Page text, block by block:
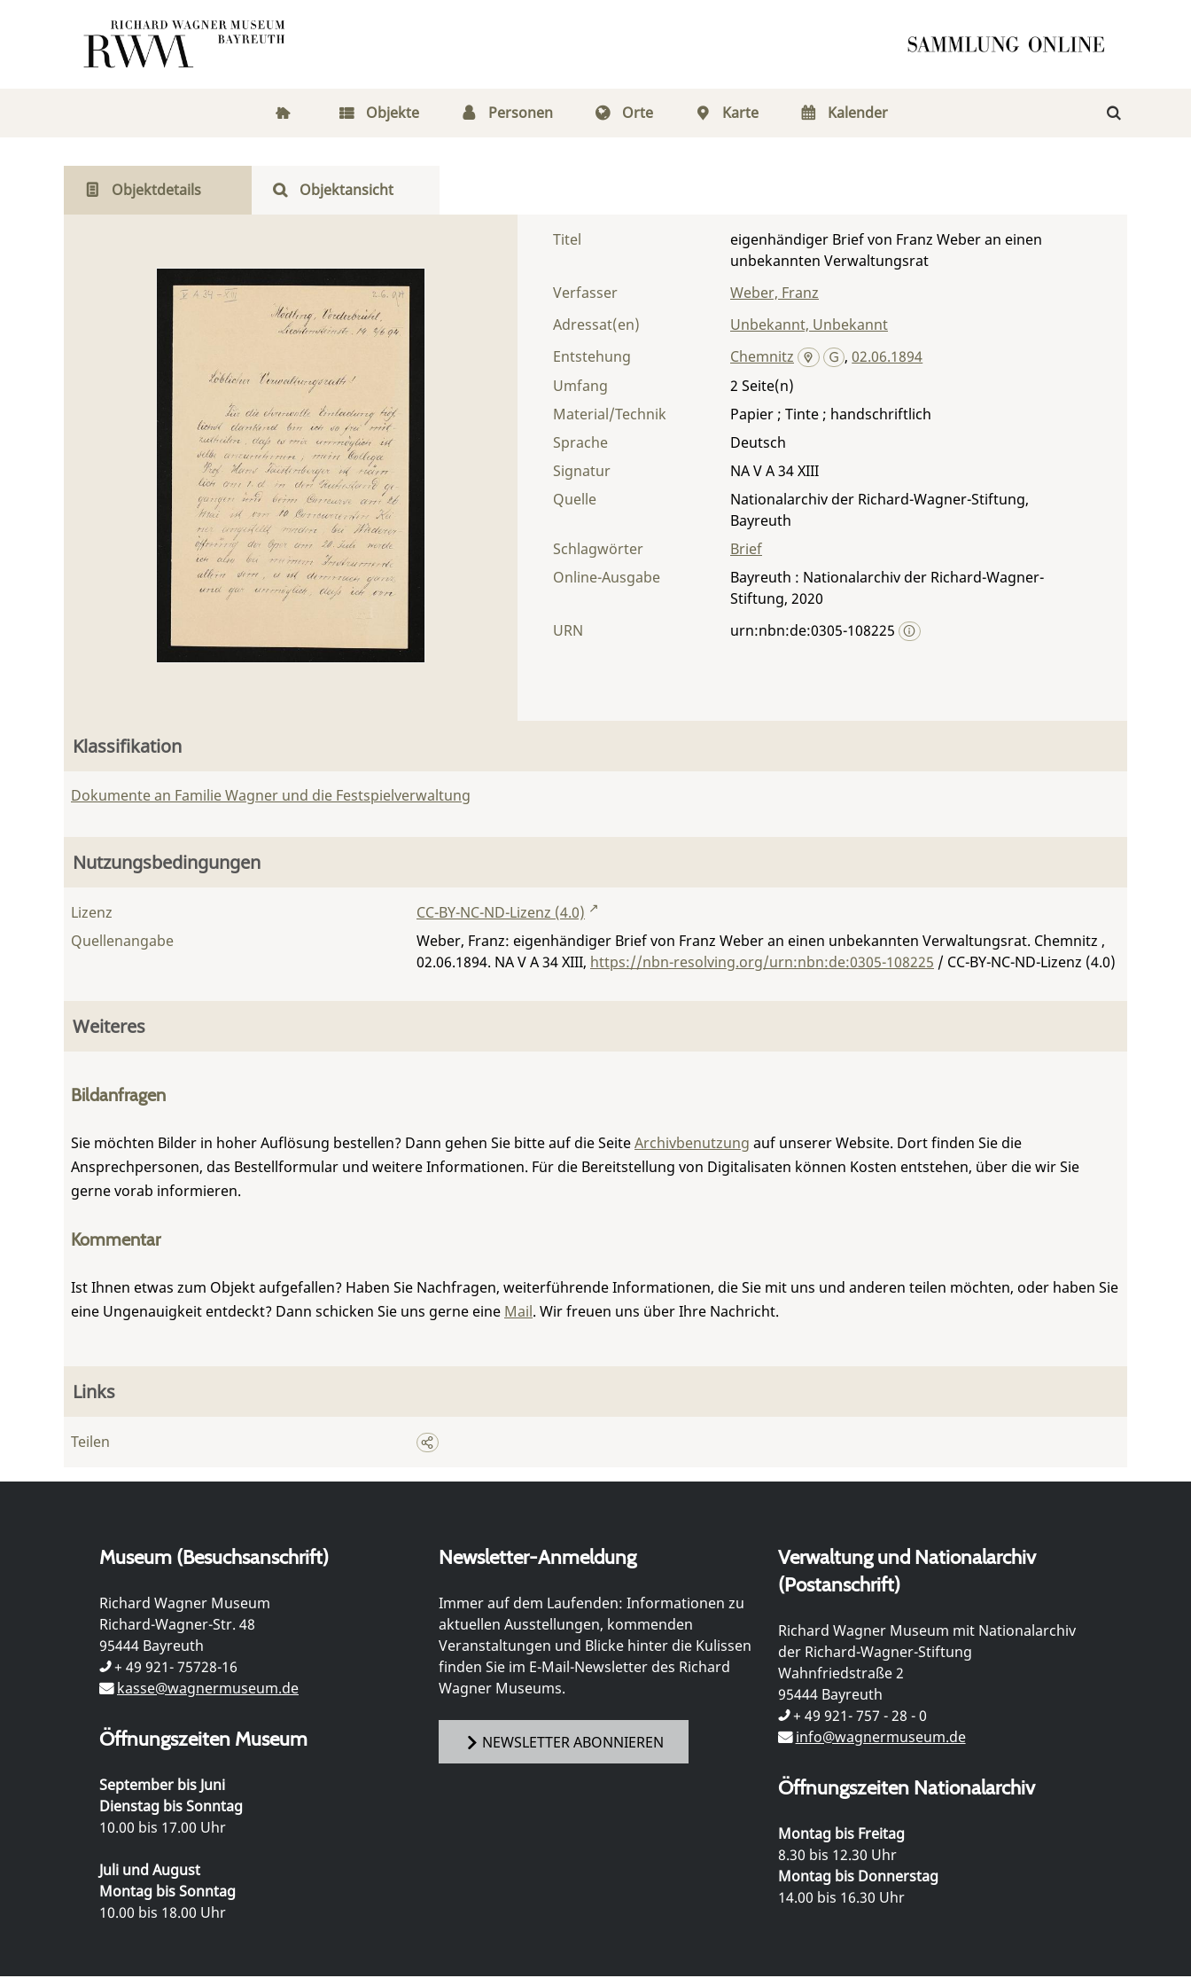
Objekte Personen Orte Karte Kalender
Objektdetails Objektansicht
Titel
eigenhändiger Brief von Franz Weber an einen
unbekannten Verwaltungsrat
Verfasser
Weber, Franz
Adressat(en)
Unbekannt, Unbekannt
Entstehung
Chemnitz ,02.06.1894
Umfang
2
Material/Technik
Papier ; Tinte ; handschriftlich
Sprache
Deutsch
Signatur
NA V A 34 XIII
Quelle
Nationalarchiv der Richard-Wagner-Stiftung,
Bayreuth
Schlagwörter
Brief
Online-Ausgabe
Bayreuth : Nationalarchiv der Richard-Wagner-
Stiftung, 2020
URN
urn:nbn:de:0305-108225
Klassifikation
Dokumente an Familie Wagner und die Festspielverwaltung
Nutzungsbedingungen
Lizenz
CC-BY-NC-ND-Lizenz (4.0)
Quellenangabe
Weber, Franz: eigenhändiger Brief von Franz Weber an einen unbekannten Verwaltungsrat. Chemnitz ,
02.06.1894. NA V A 34 XIII, https://nbn-resolving.org/urn:nbn:de:0305-108225 / CC-BY-NC-ND-Lizenz (4.0)
Weiteres
Bildanfragen
Sie möchten Bilder in hoher Auflösung bestellen? Dann gehen Sie bitte auf die SeiteArchivbenutzung auf unserer Website. Dort finden Sie die
Ansprechpersonen, das Bestellformular und weitere Informationen. Für die Bereitstellung von Digitalisaten können Kosten entstehen, über die wir Sie
gerne vorab informieren.
Kommentar
Ist Ihnen etwas zum Objekt aufgefallen? Haben Sie Nachfragen, weiterführende Informationen, die Sie mit uns und anderen teilen möchten, oder haben Sie
eine Ungenauigkeit entdeckt? Dann schicken Sie uns gerne eine Mail. Wir freuen uns über Ihre Nachricht.
Links
Teilen
Museum (Besuchsanschrift)
Richard Wagner Museum
Richard-Wagner-Str. 48
95444 Bayreuth
+ 49 921- 75728-16
kasse@wagnermuseum.de
Öffnungszeiten Museum
September bis Juni
Dienstag bis Sonntag
10.00 bis 17.00 Uhr
Juli und August
Montag bis Sonntag
10.00 bis 18.00 Uhr
Newsletter-Anmeldung
Immer auf dem Laufenden: Informationen zu
aktuellen Ausstellungen, kommenden
Veranstaltungen und Blicke hinter die Kulissen
finden Sie im E-Mail-Newsletter des Richard
Wagner Museums.
NEWSLETTER ABONNIEREN
Verwaltung und Nationalarchiv
(Postanschrift)
Richard Wagner Museum mit Nationalarchiv
der Richard-Wagner-Stiftung
Wahnfriedstraße 2
95444 Bayreuth
+ 49 921- 757 - 28 - 0
info@wagnermuseum.de
Öffnungszeiten Nationalarchiv
Montag bis Freitag
8.30 bis 12.30 Uhr
Montag bis Donnerstag
14.00 bis 16.30 Uhr